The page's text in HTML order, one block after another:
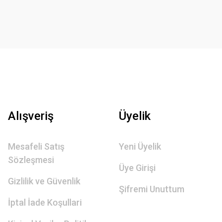
Alışveriş
Mesafeli Satış
Sözleşmesi
Gizlilik ve Güvenlik
İptal İade Koşullari
Üyelik
Yeni Üyelik
Üye Girişi
Şifremi Unuttum